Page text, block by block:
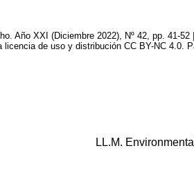
Año XXI (Diciembre 2022), Nº 42, pp. 41-52
de uso y distribución CC BY-NC 4.0.
LL.M. Environmental